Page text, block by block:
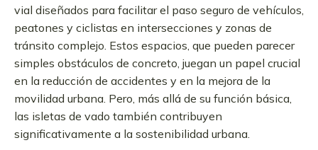
vial diseñados para facilitar el paso seguro de vehículos,
peatones y ciclistas en intersecciones y zonas de
tránsito complejo. Estos espacios, que pueden parecer
simples obstáculos de concreto, juegan un papel crucial
en la reducción de accidentes y en la mejora de la
movilidad urbana. Pero, más allá de su función básica,
las isletas de vado también contribuyen
significativamente a la sostenibilidad urbana.